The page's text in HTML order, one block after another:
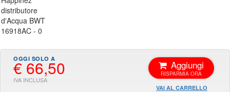
€ 66,50 Aggiungi
VAI AL CARRELLO